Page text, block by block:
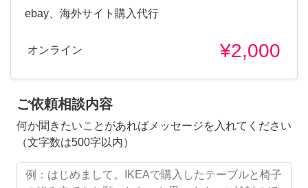
ebay、海外サイト購入代行
オンライン ¥2,000
ご依頼相談内容
何か聞きたいことがあればメッセージを入れてください
（文字数は500字以内）